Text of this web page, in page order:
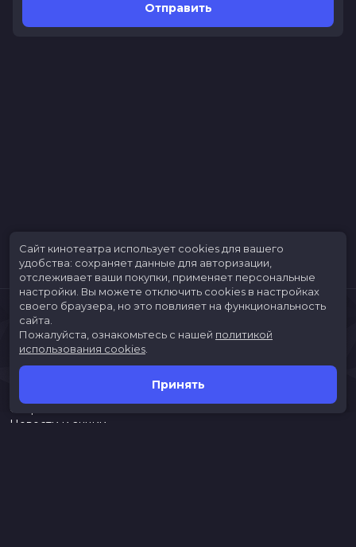
Отправить
Скоро в кино
Новости и акции
Сайт кинотеатра использует cookies для вашего
удобства: сохраняет данные для авторизации,
отслеживает ваши покупки, применяет персональные
настройки. Вы можете отключить cookies в настройках
своего браузера, но это повлияет на функциональность
сайта.
Пожалуйста, ознакомьтесь с нашей политикой
использования cookies
Принять